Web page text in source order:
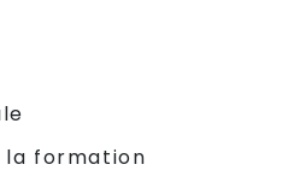
la formation